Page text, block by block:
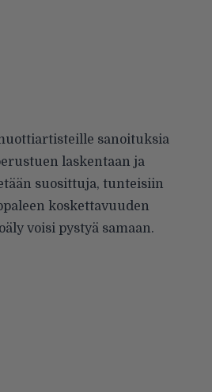
sanoituksia
laskentaan ja
suosittuja, tunteisiin
koskettavuuden
voisi pystyä samaan.